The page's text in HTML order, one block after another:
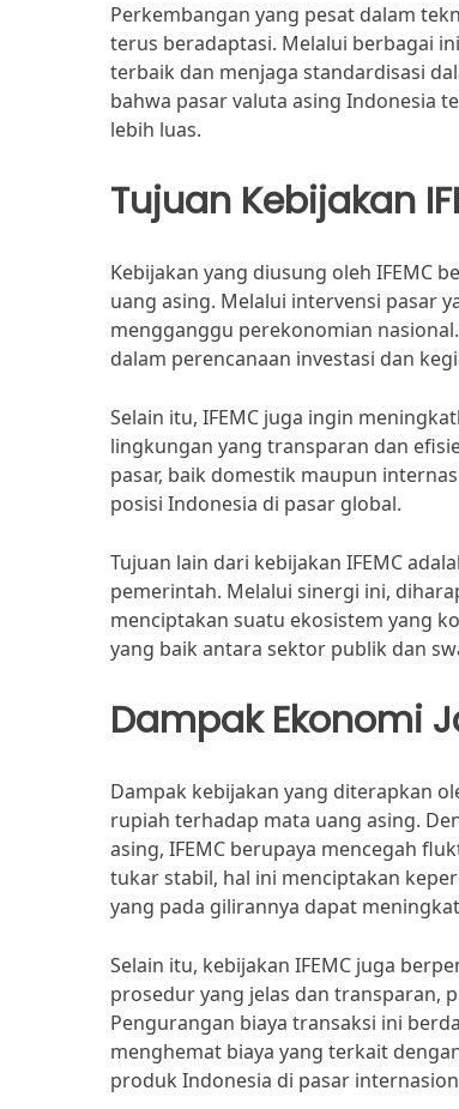
Perkembangan yang pesat dalam
terus beradaptasi. Melalui berbagai
terbaik dan menjaga standardisasi
bahwa pasar valuta asing Indonesia
lebih luas.
Tujuan Kebijakan
Kebijakan yang diusung oleh IFEMC
uang asing. Melalui intervensi pasar
mengganggu perekonomian
dalam perencanaan investasi dan
Selain itu, IFEMC juga ingin
lingkungan yang transparan dan
pasar, baik domestik maupun
posisi Indonesia di pasar global.
Tujuan lain dari kebijakan IFEMC
pemerintah. Melalui sinergi ini,
menciptakan suatu ekosistem yang
yang baik antara sektor publik dan
Dampak Ekonomi
Dampak kebijakan yang diterapkan
rupiah terhadap mata uang asing.
asing, IFEMC berupaya mencegah
tukar stabil, hal ini menciptakan
yang pada gilirannya dapat
Selain itu, kebijakan IFEMC juga
prosedur yang jelas dan transparan,
Pengurangan biaya transaksi ini
menghemat biaya yang terkait
produk Indonesia di pasar